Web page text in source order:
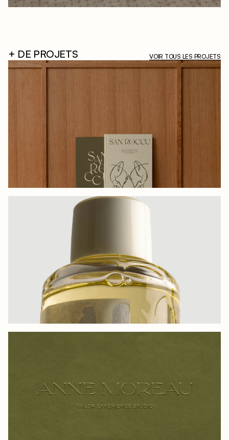
+ DE PROJETS VOIR TOUS LES PROJETS
HÔTEL SAN ROCCU
MINIMALISTE